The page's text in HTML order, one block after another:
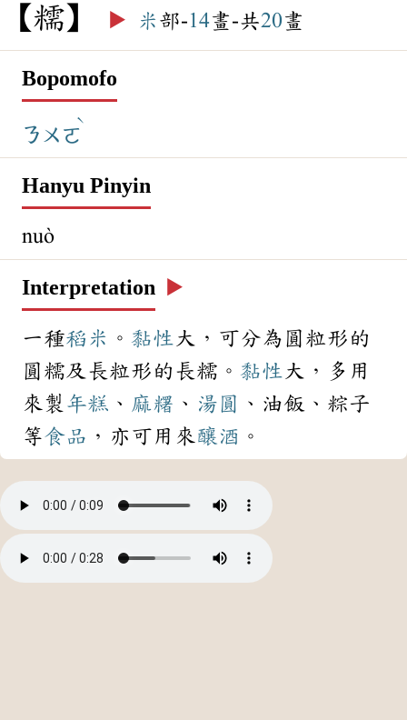
糯 ▶️ 米 部-14畫-共20畫
Bopomofo
ㄋㄨㄛ
ˋ
Hanyu Pinyin
nuò
Interpretation ▶️
一種稻米 。 黏性 大，可分為圓粒形的
圓糯及長粒形的長糯。 黏性 大，多用
來製 年糕 、 麻糬 、 湯圓 、油飯、粽子
等食品 ，亦可用來釀酒 。